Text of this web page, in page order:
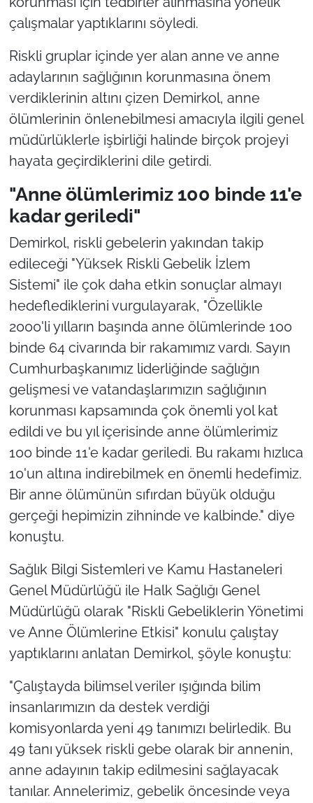
çalışmalar yaptıklarını söyledi.
Riskli gruplar içinde yer alan anne ve anne
adaylarının sağlığının korunmasına önem
verdiklerinin altını çizen Demirkol, anne
ölümlerinin önlenebilmesi amacıyla ilgili genel
müdürlüklerle işbirliği halinde birçok projeyi
hayata geçirdiklerini dile getirdi.
"Anne ölümlerimiz 100 binde 11'e
kadar geriledi"
Demirkol, riskli gebelerin yakından takip
edileceği "Yüksek Riskli Gebelik İzlem
Sistemi" ile çok daha etkin sonuçlar almayı
hedeflediklerini vurgulayarak, "Özellikle
2000'li yılların başında anne ölümlerinde 100
binde 64 civarında bir rakamımız vardı. Sayın
Cumhurbaşkanımız liderliğinde sağlığın
gelişmesi ve vatandaşlarımızın sağlığının
korunması kapsamında çok önemli yol kat
edildi ve bu yıl içerisinde anne ölümlerimiz
100 binde 11'e kadar geriledi. Bu rakamı hızlıca
10'un altına indirebilmek en önemli hedefimiz.
Bir anne ölümünün sıfırdan büyük olduğu
gerçeği hepimizin zihninde ve kalbinde." diye
konuştu.
Sağlık Bilgi Sistemleri ve Kamu Hastaneleri
Genel Müdürlüğü ile Halk Sağlığı Genel
Müdürlüğü olarak "Riskli Gebeliklerin Yönetimi
ve Anne Ölümlerine Etkisi" konulu çalıştay
yaptıklarını anlatan Demirkol, şöyle konuştu:
"Çalıştayda bilimsel veriler ışığında bilim
insanlarımızın da destek verdiği
komisyonlarda yeni 49 tanımızı belirledik. Bu
49 tanı yüksek riskli gebe olarak bir annenin,
anne adayının takip edilmesini sağlayacak
tanılar. Annelerimiz, gebelik öncesinde veya